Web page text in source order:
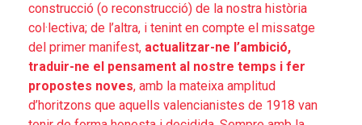
construcció (o reconstrucció) de la nostra història
col·lectiva; de l’altra, i tenint en compte el missatge
del primer manifest, actualitzar-ne l’ambició,
traduir-ne el pensament al nostre temps i fer
propostes noves, amb la mateixa amplitud
d’horitzons que aquells valencianistes de 1918 van